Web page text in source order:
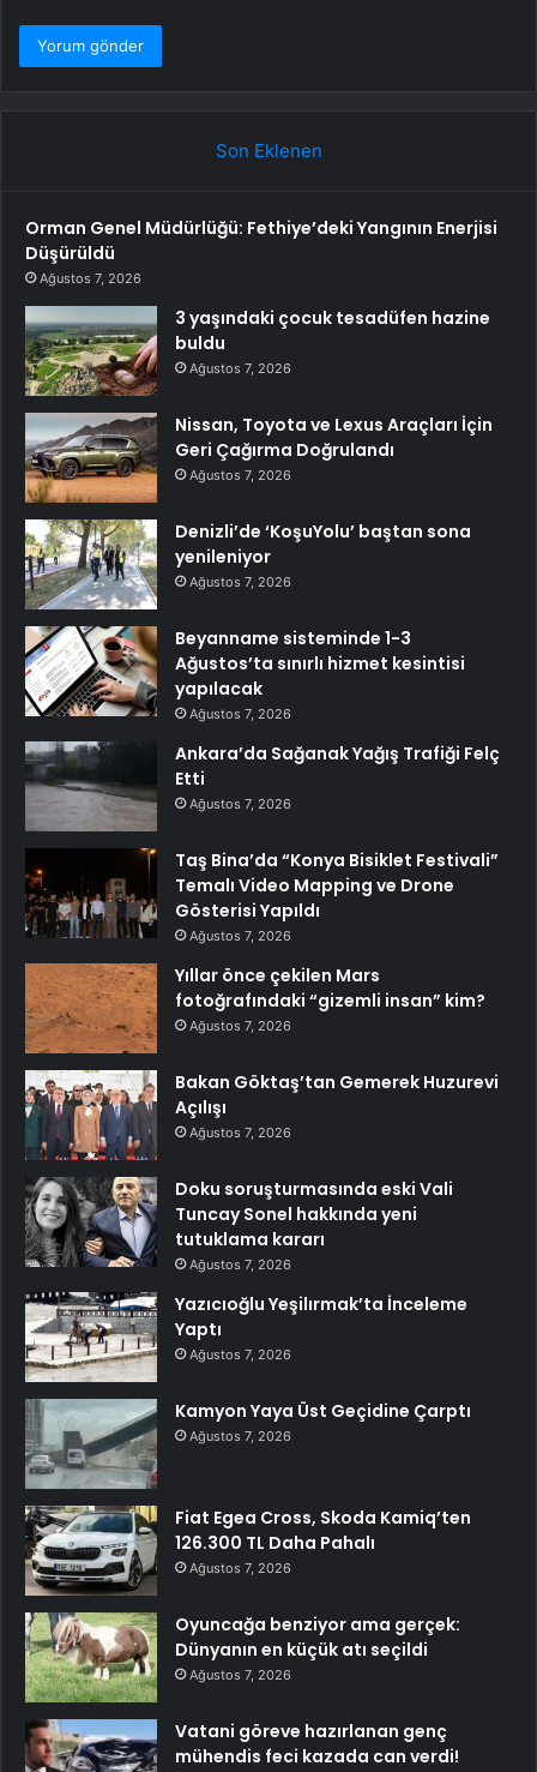
Son Eklenen
Orman Genel Müdürlüğü: Fethiye’deki Yangının Enerjisi
Düşürüldü
Ağustos 7, 2026
3 yaşındaki çocuk tesadüfen hazine
buldu
Ağustos 7, 2026
Nissan, Toyota ve Lexus Araçları İçin
Geri Çağırma Doğrulandı
Ağustos 7, 2026
Denizli’de ‘KoşuYolu’ baştan sona
yenileniyor
Ağustos 7, 2026
Beyanname sisteminde 1-3
Ağustos’ta sınırlı hizmet kesintisi
yapılacak
Ağustos 7, 2026
Ankara’da Sağanak Yağış Trafiği Felç
Etti
Ağustos 7, 2026
Taş Bina’da “Konya Bisiklet Festivali”
Temalı Video Mapping ve Drone
Gösterisi Yapıldı
Ağustos 7, 2026
Yıllar önce çekilen Mars
fotoğrafındaki “gizemli insan” kim?
Ağustos 7, 2026
Bakan Göktaş’tan Gemerek Huzurevi
Açılışı
Ağustos 7, 2026
Doku soruşturmasında eski Vali
Tuncay Sonel hakkında yeni
tutuklama kararı
Ağustos 7, 2026
Yazıcıoğlu Yeşilırmak’ta İnceleme
Yaptı
Ağustos 7, 2026
Kamyon Yaya Üst Geçidine Çarptı
Ağustos 7, 2026
Fiat Egea Cross, Skoda Kamiq’ten
126.300 TL Daha Pahalı
Ağustos 7, 2026
Oyuncağa benziyor ama gerçek:
Dünyanın en küçük atı seçildi
Ağustos 7, 2026
Vatani göreve hazırlanan genç
mühendis feci kazada can verdi!